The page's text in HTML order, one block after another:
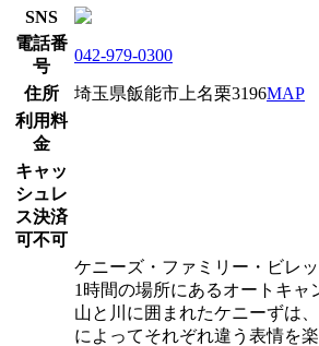
SNS
電話番
号
042-979-0300
住所 埼玉県飯能市上名栗3196MAP
利用料
金
キャッ
シュレ
ス決済
可不可
ケニーズ・ファミリー・ビレ
1時間の場所にあるオートキャ
山と川に囲まれたケニーずは
によってそれぞれ違う表情を